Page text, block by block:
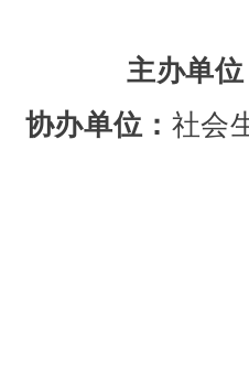
主办单位
协办单位： 社会